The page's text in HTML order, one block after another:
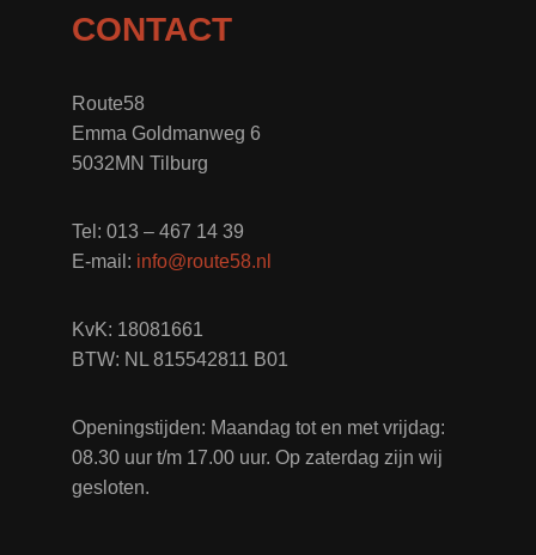
CONTACT
Route58
Emma Goldmanweg 6
5032MN Tilburg
Tel: 013 – 467 14 39
E-mail: info@route58.nl
KvK: 18081661
BTW: NL 815542811 B01
Openingstijden: Maandag tot en met vrijdag:
08.30 uur t/m 17.00 uur. Op zaterdag zijn wij
gesloten.